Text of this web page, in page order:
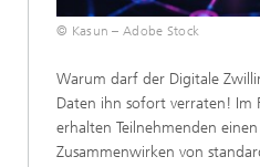
© Kasun – Adobe Stock
​​​Warum darf der Digitale
Daten ihn sofort verraten! ​Im
erhalten Teilnehmenden
Zusammenwirken von